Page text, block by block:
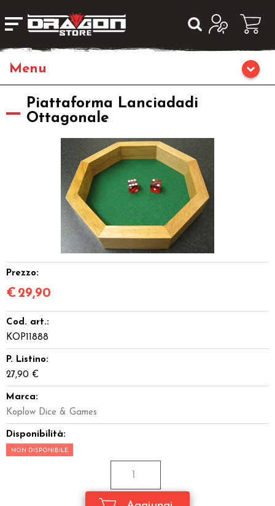
Home
Giochi di Ruolo
Giochi di Carte Collezionabili
Miniature
Dadi
Giocattoli e Gadget
Offerte del Dragone
Piattaforma Lanciadadi
Ottagonale
Prezzo:
€ 29,90
Cod. art.:
KOP11888
P. Listino:
27,90 €
Marca:
Koplow Dice & Games
Disponibilità:
NON DISPONIBILE